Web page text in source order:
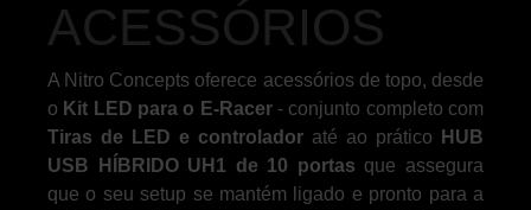
ACESSÓRIOS
A Nitro Concepts oferece acessórios de topo, desde
o Kit LED para o E-Racer- conjunto completo com
Tiras de LED e controlador até ao prático
HUB
USB HÍBRIDO UH1 de 10 portas que assegura
que o seu setup se mantém ligado e pronto para a